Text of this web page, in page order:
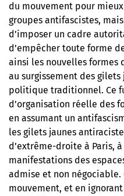
du mouvement pour
groupes antifascistes,
d’imposer un cadre
d’empêcher toute forme
ainsi les nouvelles formes
au surgissement des
politique traditionnel. Ce
d’organisation réelle des
en assumant un
les gilets jaunes
d’extrême-droite à Paris,
manifestations des
admise et non négociable.
mouvement, et en